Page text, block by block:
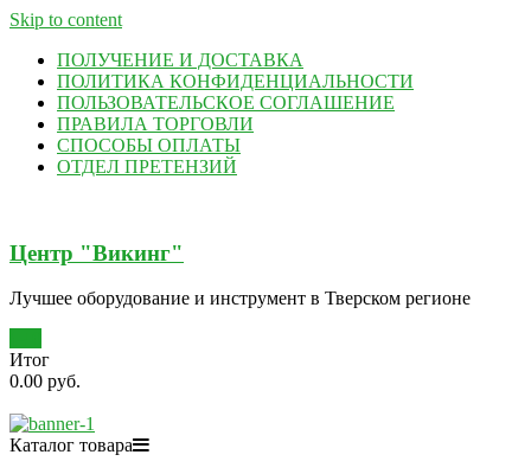
Skip to content
ПОЛУЧЕНИЕ И ДОСТАВКА
ПОЛИТИКА КОНФИДЕНЦИАЛЬНОСТИ
ПОЛЬЗОВАТЕЛЬСКОЕ СОГЛАШЕНИЕ
ПРАВИЛА ТОРГОВЛИ
СПОСОБЫ ОПЛАТЫ
ОТДЕЛ ПРЕТЕНЗИЙ
Центр "Викинг"
Лучшее оборудование и инструмент в Тверском регионе
Итог
0.00 руб.
Каталог товара